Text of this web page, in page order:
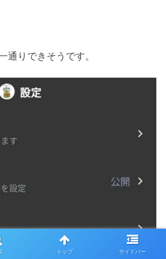
通りできそうです。
トップ サイドバー